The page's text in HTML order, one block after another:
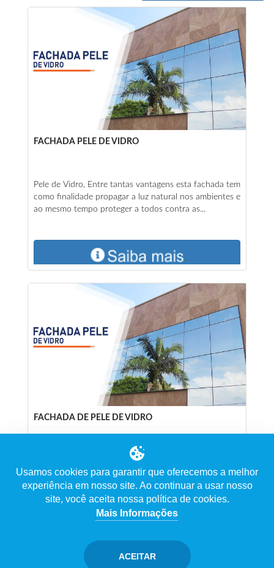
FACHADA PELE DE VIDRO
Pele de Vidro, Entre tantas vantagens esta fachada tem
como finalidade propagar a luz natural nos ambientes e
ao mesmo tempo proteger a todos contra as...
FACHADA DE PELE DE VIDRO
é a grande tendência da
construção civil, por ser prático de ser instalado e
apresentar beleza incomparável, agradando a todos os
gostos pelo...
Usamos cookies para garantir que oferecemos a melhor
experiência em nosso site. Ao continuar a usar nosso
site, você aceita nossa política de cookies.
Mais Informações
ACEITAR